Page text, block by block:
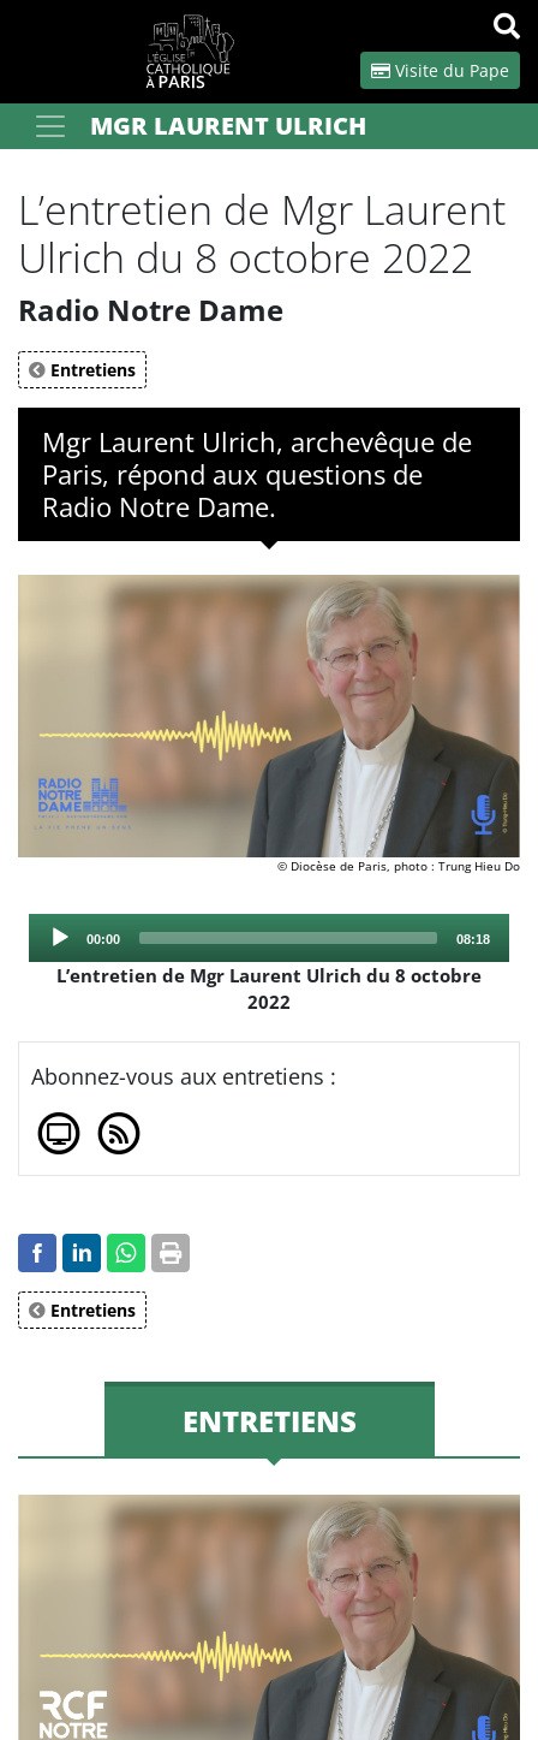
Visite du Pape
Votre rechercheMGR LAURENT ULRICH
L’entretien de Mgr Laurent
Ulrich du 8 octobre 2022
Radio Notre Dame
Entretiens
Mgr Laurent Ulrich, archevêque de
Paris, répond aux questions de
Radio Notre Dame.
© Diocèse de Paris, photo : Trung Hieu Do
Player
Current
00:00
Total
08:18
L’entretien de Mgr Laurent Ulrich du 8 octobre
2022
Abonnez-vous aux entretiens :
Entretiens
ENTRETIENS
Panneau de gestion des cookies